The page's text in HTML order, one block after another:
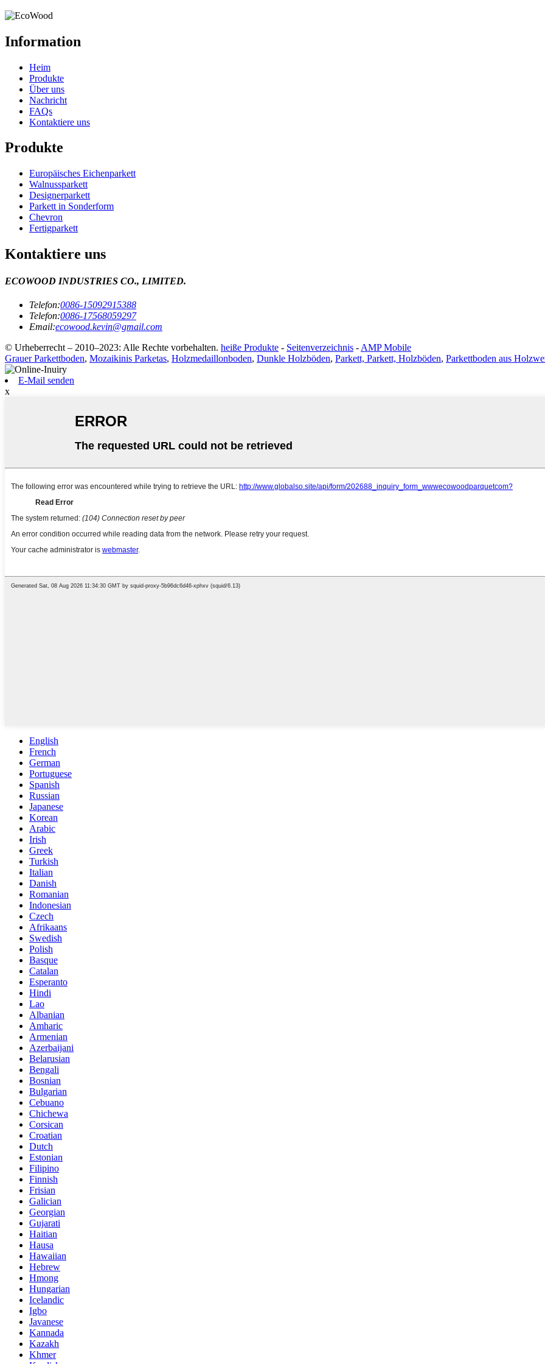
Information
Heim
Produkte
Über uns
Nachricht
FAQs
Kontaktiere uns
Produkte
Europäisches Eichenparkett
Walnussparkett
Designerparkett
Parkett in Sonderform
Chevron
Fertigparkett
Kontaktiere uns
ECOWOOD INDUSTRIES CO., LIMITED.
Telefon:0086-15092915388
Telefon:0086-17568059297
Email:ecowood.kevin@gmail.com
© Urheberrecht – 2010–2023: Alle Rechte vorbehalten. heiße Produkte - Seitenverzeichnis - AMP Mobile
Grauer Parkettboden, Mozaikinis Parketas, Holzmedaillonboden, Dunkle Holzböden, Parkett, Parkett, Holzböden, Parkettboden aus
E-Mail senden
x
English
French
German
Portuguese
Spanish
Russian
Japanese
Korean
Arabic
Irish
Greek
Turkish
Italian
Danish
Romanian
Indonesian
Czech
Afrikaans
Swedish
Polish
Basque
Catalan
Esperanto
Hindi
Lao
Albanian
Amharic
Armenian
Azerbaijani
Belarusian
Bengali
Bosnian
Bulgarian
Cebuano
Chichewa
Corsican
Croatian
Dutch
Estonian
Filipino
Finnish
Frisian
Galician
Georgian
Gujarati
Haitian
Hausa
Hawaiian
Hebrew
Hmong
Hungarian
Icelandic
Igbo
Javanese
Kannada
Kazakh
Khmer